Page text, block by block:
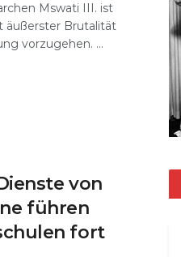
Mswati III. ist
äußerster Brutalität
vorzugehen. ...
von
führen
fort